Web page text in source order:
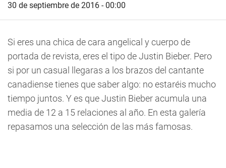
30 de septiembre de 2016 - 00:00
Si eres una chica de cara angelical y cuerpo de
portada de revista, eres el tipo de Justin Bieber. Pero
si por un casual llegaras a los brazos del cantante
canadiense tienes que saber algo: no estaréis mucho
tiempo juntos. Y es que Justin Bieber acumula una
media de 12 a 15 relaciones al año. En esta galería
repasamos una selección de las más famosas.